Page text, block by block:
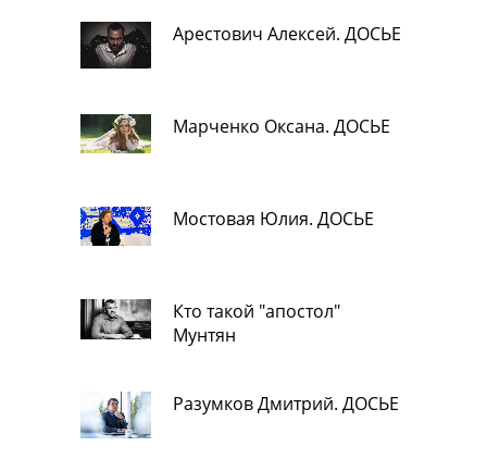
Арестович Алексей. ДОСЬЕ
Марченко Оксана. ДОСЬЕ
Мостовая Юлия. ДОСЬЕ
Кто такой "апостол"
Мунтян
Разумков Дмитрий. ДОСЬЕ